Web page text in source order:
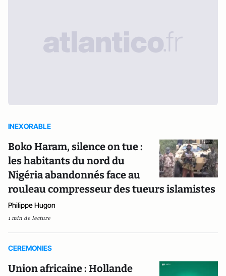
INEXORABLE
Boko Haram, silence on tue :
les habitants du nord du
Nigéria abandonnés face au
rouleau compresseur des tueurs islamistes
Philippe Hugon
1 min de lecture
CEREMONIES
Union africaine : Hollande